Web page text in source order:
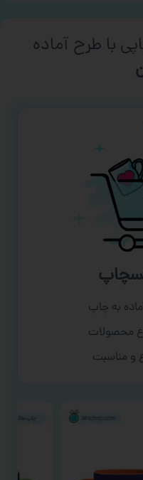
با طرح آماده
محصولات